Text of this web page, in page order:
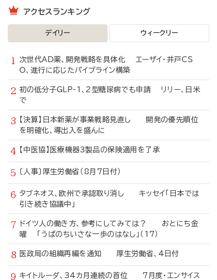
アクセスランキング
デイリー ウィークリー
次世代AD薬、開発戦略を具体化 エーザイ・井戸CS
O、進行に応じたパイプライン構築
初の低分子GLP-1、2型糖尿病でも申請 リリー、日米
で
【決算】日本新薬が事業戦略見直し 開発の優先順位
を明確化、導出入を盛んに
【中医協】医療機器3製品の保険適用を了承
〔人事〕厚生労働省（8月7日付）
タブネオス、欧州で承認取り消し キッセイ「日本では
引き続き協議中」
ドイツ人の働き方、参考にしてみては？ おとにち金
曜 「うぱのちいさな一歩のはなし」（17）
医政局の組織再編を通知 厚生労働省、4日付
キイトルーダ、34カ月連続の首位 7月度・エンサイス